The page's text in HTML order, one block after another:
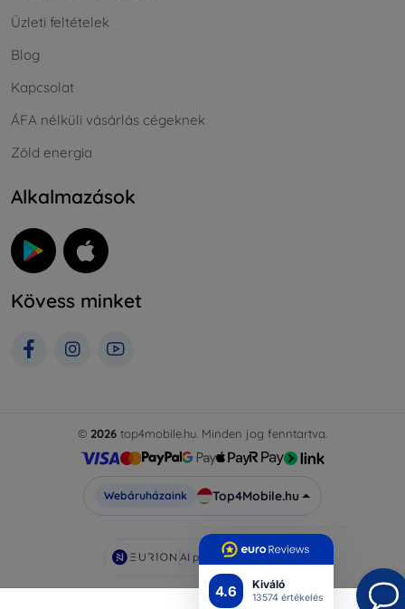
4.6 Kiváló
13574 értékelés
Üzleti feltételek
Blog
Kapcsolat
ÁFA nélküli vásárlás cégeknek
Zöld energia
Alkalmazások
Kövess minket
© 2026 top4mobile.hu. Minden jog fenntartva.
Webáruházaink Top4Mobile.hu
AI powered byEurion